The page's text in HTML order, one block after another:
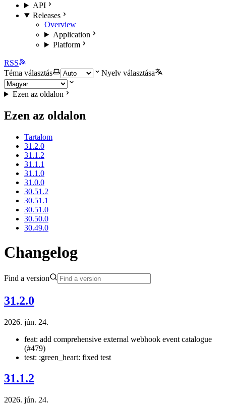
API
Releases
Overview
Application
Platform
RSS
Téma választás
Nyelv választása
Ezen az oldalon
Ezen az oldalon
Tartalom
31.2.0
31.1.2
31.1.1
31.1.0
31.0.0
30.51.2
30.51.1
30.51.0
30.50.0
30.49.0
Changelog
Find a version
31.2.0
2026. jún. 24.
feat: add comprehensive external webhook event catalogue
(#479)
test: :green_heart: fixed test
31.1.2
2026. jún. 24.